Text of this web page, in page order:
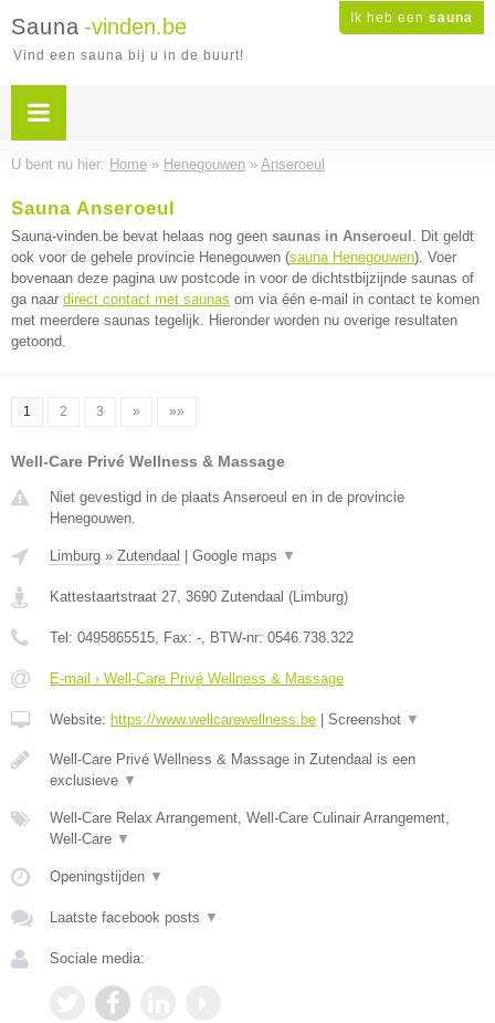
Ik heb een sauna
Sauna -vinden.be
Vind een sauna bij u in de buurt!
U bent nu hier: Home » Henegouwen » Anseroeul
Sauna Anseroeul
Sauna-vinden.be bevat helaas nog geen saunas in Anseroeul . Dit geldt
ook voor de gehele provincie Henegouwen (sauna Henegouwen). Voer
bovenaan deze pagina uw postcode in voor de dichtstbijzijnde saunas of
ga naar direct contact met saunas om via één e-mail in contact te komen
met meerdere saunas tegelijk. Hieronder worden nu overige resultaten
getoond.
1 2 3 » »»
Well-Care Privé Wellness & Massage
Niet gevestigd in de plaats Anseroeul en in de provincie
Henegouwen.
Limburg » Zutendaal Google maps ▼
Kattestaartstraat 27, 3690 Zutendaal (Limburg)
Tel: 0495865515, Fax: -, BTW-nr: 0546.738.322
E-mail › Well-Care Privé Wellness & Massage
Website: https://www.wellcarewellness.be Screenshot ▼
Well-Care Privé Wellness & Massage in Zutendaal is een
exclusieve ▼
Well-Care Relax Arrangement, Well-Care Culinair Arrangement,
Well-Care ▼
Openingstijden ▼
Laatste facebook posts ▼
Sociale media: